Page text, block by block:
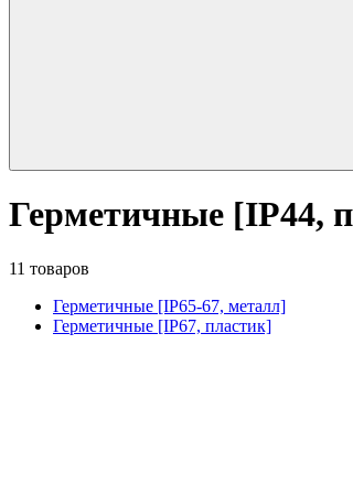
Герметичные [IP44,
11 товаров
Герметичные [IP65-67, металл]
Герметичные [IP67, пластик]